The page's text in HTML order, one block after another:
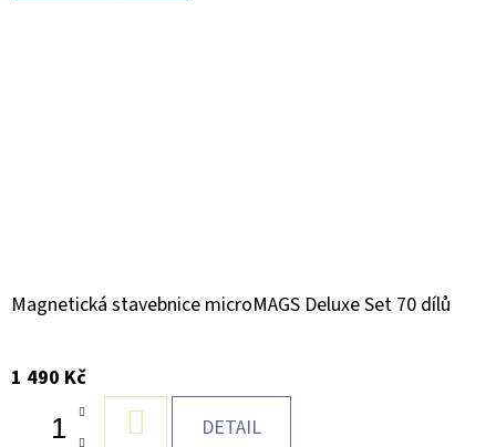
Magnetická stavebnice microMAGS Deluxe Set 70 dílů
1 490 Kč
DETAIL